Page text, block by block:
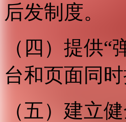
后发制度。
（四）提供
台和页面同
（五）建立